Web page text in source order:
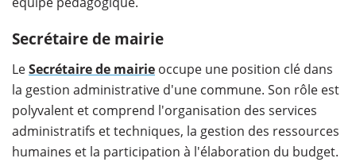
Secrétaire de mairie
LeSecrétaire de mairie occupe une position clé dans
la gestion administrative d'une commune. Son rôle est
polyvalent et comprend l'organisation des services
administratifs et techniques, la gestion des ressources
humaines et la participation à l'élaboration du budget.